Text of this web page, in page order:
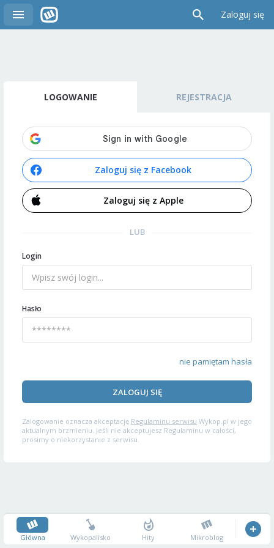
Zaloguj się
LOGOWANIE REJESTRACJA
Zaloguj się z Facebook
Zaloguj się z Apple
LUB
Login
Hasło
nie pamiętam hasła
ZALOGUJ SIĘ
Zalogowanie oznacza akceptację Regulaminu serwisu Wykop.pl w jego
aktualnym brzmieniu. Jeśli nie akceptujesz Regulaminu w całości,
prosimy o niekorzystanie z serwisu.
Główna Wykopalisko Hity Mikroblog